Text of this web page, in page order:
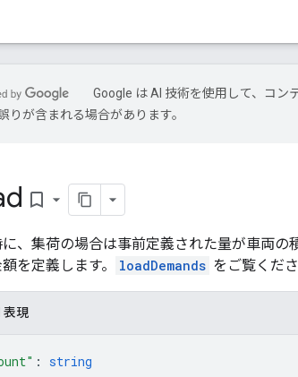
Google は AI 技術を使用して、コン
りが含まれる場合があります。
bookmark_border
、集荷の場合は事前定義された量が車両
を定義します。
loadDemands をご覧くださ
表現
: string